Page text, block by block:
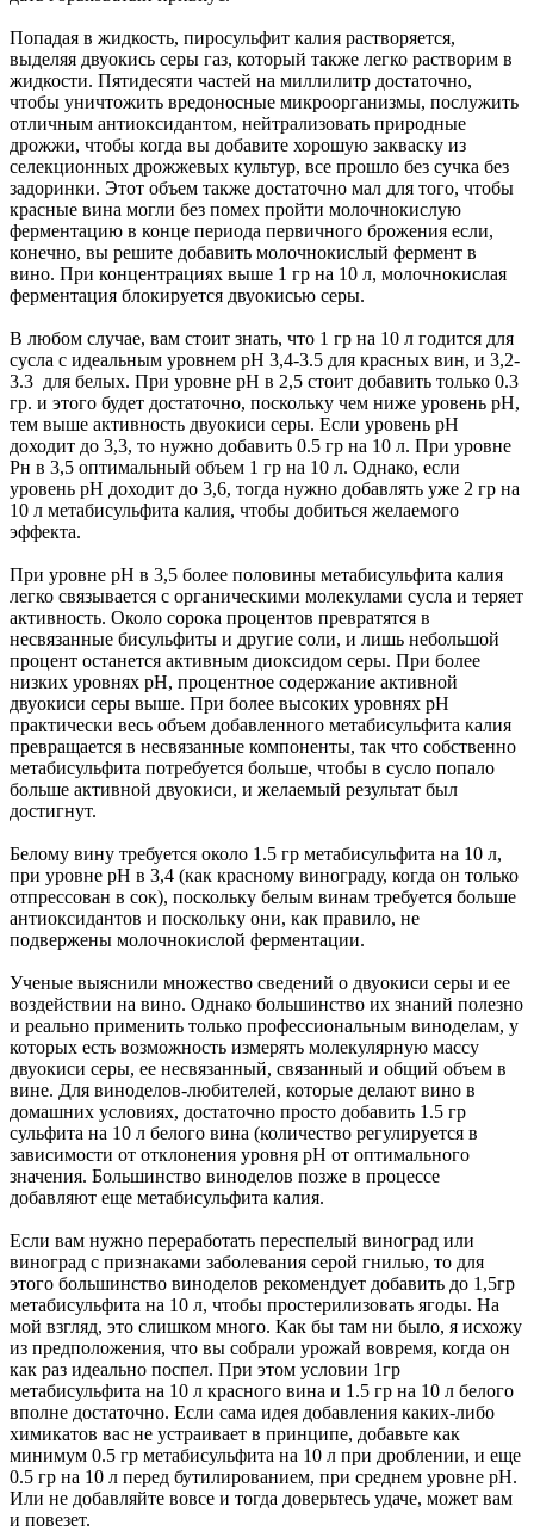
Попадая в жидкость, пиросульфит калия растворяется,
выделяя двуокись серы газ, который также легко растворим в
жидкости. Пятидесяти частей на миллилитр достаточно,
чтобы уничтожить вредоносные микроорганизмы, послужить
отличным антиоксидантом, нейтрализовать природные
дрожжи, чтобы когда вы добавите хорошую закваску из
селекционных дрожжевых культур, все прошло без сучка без
задоринки. Этот объем также достаточно мал для того, чтобы
красные вина могли без помех пройти молочнокислую
ферментацию в конце периода первичного брожения если,
конечно, вы решите добавить молочнокислый фермент в
вино. При концентрациях выше 1 гр на 10 л, молочнокислая
ферментация блокируется двуокисью серы.
В любом случае, вам стоит знать, что 1 гр на 10 л годится для
сусла с идеальным уровнем рН 3,4-3.5 для красных вин, и 3,2-
3.3 для белых. При уровне рН в 2,5 стоит добавить только 0.3
гр. и этого будет достаточно, поскольку чем ниже уровень рН,
тем выше активность двуокиси серы. Если уровень рН
доходит до 3,3, то нужно добавить 0.5 гр на 10 л. При уровне
Рн в 3,5 оптимальный объем 1 гр на 10 л. Однако, если
уровень рН доходит до 3,6, тогда нужно добавлять уже 2 гр на
10 л метабисульфита калия, чтобы добиться желаемого
эффекта.
При уровне рН в 3,5 более половины метабисульфита калия
легко связывается с органическими молекулами сусла и теряет
активность. Около сорока процентов превратятся в
несвязанные бисульфиты и другие соли, и лишь небольшой
процент останется активным диоксидом серы. При более
низких уровнях рН, процентное содержание активной
двуокиси серы выше. При более высоких уровнях рН
практически весь объем добавленного метабисульфита калия
превращается в несвязанные компоненты, так что собственно
метабисульфита потребуется больше, чтобы в сусло попало
больше активной двуокиси, и желаемый результат был
достигнут.
Белому вину требуется около 1.5 гр метабисульфита на 10 л,
при уровне рН в 3,4 (как красному винограду, когда он только
отпрессован в сок), поскольку белым винам требуется больше
антиоксидантов и поскольку они, как правило, не
подвержены молочнокислой ферментации.
Ученые выяснили множество сведений о двуокиси серы и ее
воздействии на вино. Однако большинство их знаний полезно
и реально применить только профессиональным виноделам, у
которых есть возможность измерять молекулярную массу
двуокиси серы, ее несвязанный, связанный и общий объем в
вине. Для виноделов-любителей, которые делают вино в
домашних условиях, достаточно просто добавить 1.5 гр
сульфита на 10 л белого вина (количество регулируется в
зависимости от отклонения уровня рН от оптимального
значения. Большинство виноделов позже в процессе
добавляют еще метабисульфита калия.
Если вам нужно переработать переспелый виноград или
виноград с признаками заболевания серой гнилью, то для
этого большинство виноделов рекомендует добавить до 1,5гр
метабисульфита на 10 л, чтобы простерилизовать ягоды. На
мой взгляд, это слишком много. Как бы там ни было, я исхожу
из предположения, что вы собрали урожай вовремя, когда он
как раз идеально поспел. При этом условии 1гр
метабисульфита на 10 л красного вина и 1.5 гр на 10 л белого
вполне достаточно. Если сама идея добавления каких-либо
химикатов вас не устраивает в принципе, добавьте как
минимум 0.5 гр метабисульфита на 10 л при дроблении, и еще
0.5 гр на 10 л перед бутилированием, при среднем уровне рН.
Или не добавляйте вовсе и тогда доверьтесь удаче, может вам
и повезет.